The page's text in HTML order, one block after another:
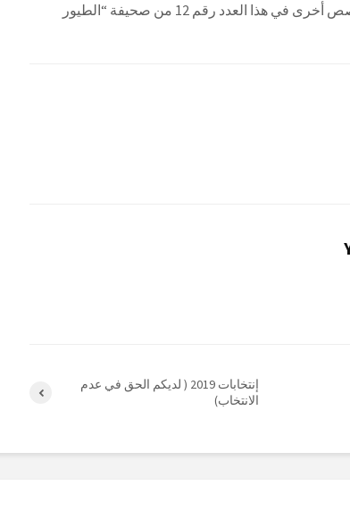
ستجدون كل هذه القصص بالإضافة إلى قصص أخرى في هذا العدد رقم 12 من صحيفة “الطيور
إنتخابات 2019 ( لديكم الحق في عدم
الانتخاب)